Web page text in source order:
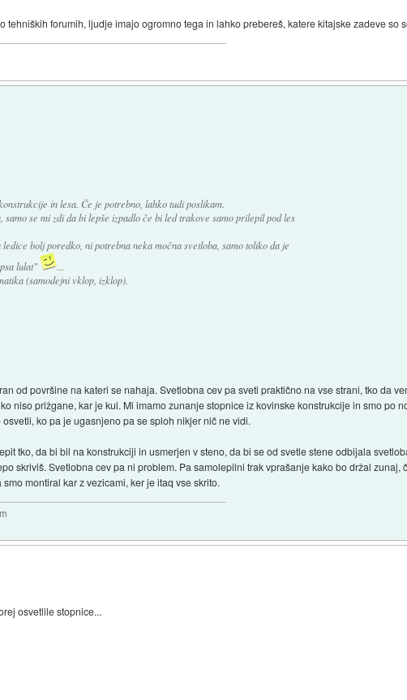
tehniških forumih, ljudje imajo ogromno tega in lahko prebereš, katere kitajske zadeve so
in lesa. Če je potrebno, lahko tudi poslikam.
se mi zdi da bi lepše izpadlo če bi led trakove samo prilepil pod les
bolj poredko, ni potrebna neka močna svetloba, samo toliko da je
lulat"
...
(samodejni vklop, izklop).
od površine na kateri se nahaja. Svetlobna cev pa sveti praktično na vse strani, tko da
niso prižgane, kar je kul. Mi imamo zunanje stopnice iz kovinske konstrukcije in smo po
ko pa je ugasnjeno pa se sploh nikjer nič ne vidi.
tko, da bi bil na konstrukciji in usmerjen v steno, da bi se od svetle stene odbijala
skriviš. Svetlobna cev pa ni problem. Pa samolepilni trak vprašanje kako bo držal
montiral kar z vezicami, ker je itaq vse skrito.
osvetlile stopnice...